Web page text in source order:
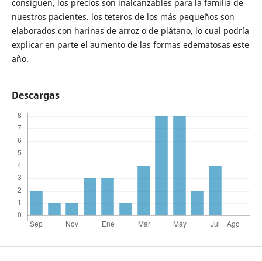
consiguen, los precios son inalcanzables para la familia de
nuestros pacientes. los teteros de los más pequeños son
elaborados con harinas de arroz o de plátano, lo cual podría
explicar en parte el aumento de las formas edematosas este
año.
Descargas